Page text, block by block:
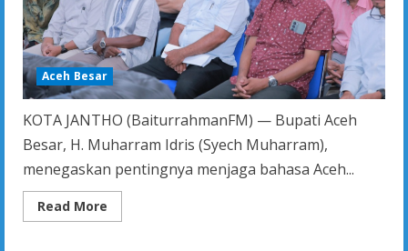
Aceh Besar
KOTA JANTHO (BaiturrahmanFM) — Bupati Aceh
Besar, H. Muharram Idris (Syech Muharram),
menegaskan pentingnya menjaga bahasa Aceh...
Read More
more